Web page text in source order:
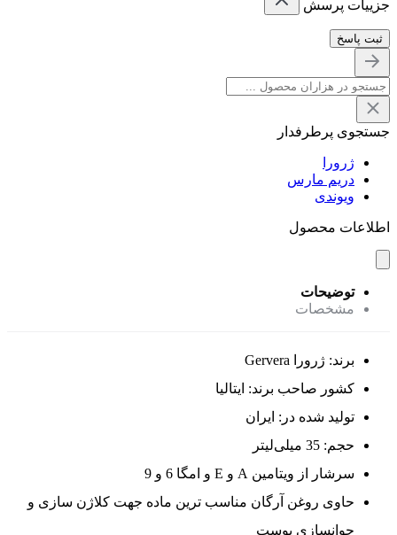
جزییات پرسش
ثبت پاسخ
جستجوی پرطرفدار
ژرورا
دریم مارس
ویوندی
اطلاعات محصول
توضیحات
مشخصات
برند: ژرورا Gervera
کشور صاحب برند: ایتالیا
تولید شده در: ایران
حجم: 35 میلی‌لیتر
سرشار از ویتامین A و E و امگا 6 و 9
حاوی روغن آرگان مناسب ترین ماده جهت کلاژن سازی و
جوانسازی پوست